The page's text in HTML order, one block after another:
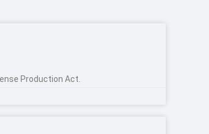
Production Act.